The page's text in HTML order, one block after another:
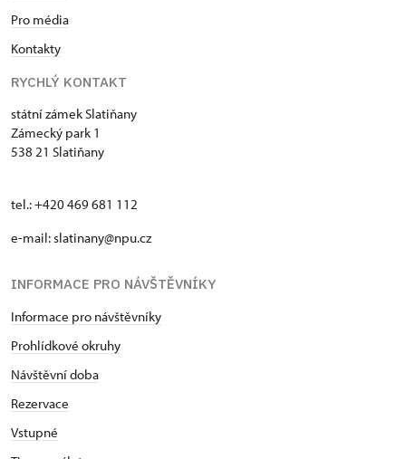
Pro média
Kontakty
RYCHLÝ KONTAKT
státní zámek Slatiňany
Zámecký park 1
538 21 Slatiňany
tel.: +420 469 681 112
e-mail: slatinany@npu.cz
INFORMACE PRO NÁVŠTĚVNÍKY
Informace pro návštěvníky
Prohlídkové okruhy
Návštěvní doba
Rezervace
Vstupné